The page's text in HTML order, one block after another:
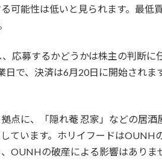
可能性は低いと見られます。最低
応募するかどうかは株主の判断に
日で、決済は6月20日に開始されま
点に、「隠れ菴 忍家」などの居酒
ています。ホリイフードはOUNH
OUNHの破産による影響はありま